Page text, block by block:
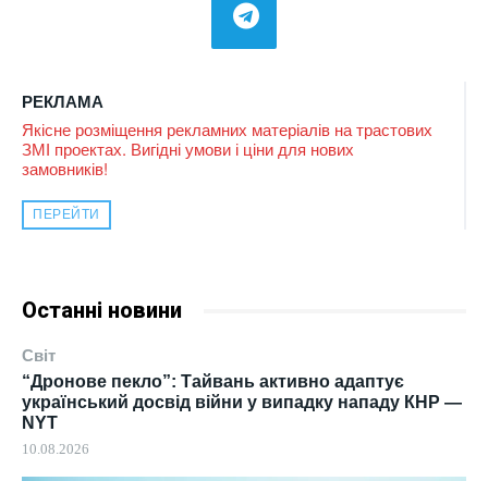
РЕКЛАМА
Якісне розміщення рекламних матеріалів на трастових
ЗМІ проектах. Вигідні умови і ціни для нових
замовників!
ПЕРЕЙТИ
Останні новини
Світ
“Дронове пекло”: Тайвань активно адаптує
український досвід війни у випадку нападу КНР —
NYT
10.08.2026